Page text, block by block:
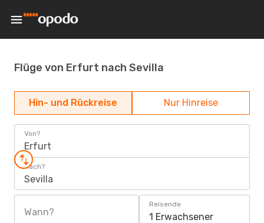
Flüge von Erfurt nach Sevilla
Hin- und Rückreise Nur Hinreise
Von?
Erfurt
Nach?
Sevilla
Wann?
Reisende
1 Erwachsener